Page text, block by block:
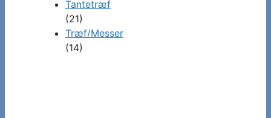
Tantetræf
(21)
Træf/Messer
(14)